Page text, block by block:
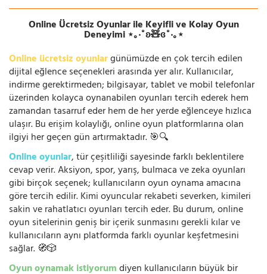
Online Ücretsiz Oyunlar ile Keyifli ve Kolay Oyun
Deneyimi ⋆｡‧˚ʚ🧸ɞ˚‧｡⋆
Online ücretsiz oyunlargünümüzde en çok tercih edilen
dijital eğlence seçenekleri arasında yer alır. Kullanıcılar,
indirme gerektirmeden; bilgisayar, tablet ve mobil telefonlar
üzerinden kolayca oynanabilen oyunları tercih ederek hem
zamandan tasarruf eder hem de her yerde eğlenceye hızlıca
ulaşır. Bu erişim kolaylığı, online oyun platformlarına olan
ilgiyi her geçen gün artırmaktadır. 🎯🔍
Online oyunlar, tür çeşitliliği sayesinde farklı beklentilere
cevap verir. Aksiyon, spor, yarış, bulmaca ve zeka oyunları
gibi birçok seçenek; kullanıcıların oyun oynama amacına
göre tercih edilir. Kimi oyuncular rekabeti severken, kimileri
sakin ve rahatlatıcı oyunları tercih eder. Bu durum, online
oyun sitelerinin geniş bir içerik sunmasını gerekli kılar ve
kullanıcıların aynı platformda farklı oyunlar keşfetmesini
sağlar. 🧭🎲
Oyun oynamak istiyorumdiyen kullanıcıların büyük bir